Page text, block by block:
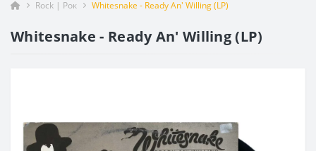
Rock | Рок Whitesnake - Ready An' Willing (LP)
Whitesnake - Ready An' Willing (LP)